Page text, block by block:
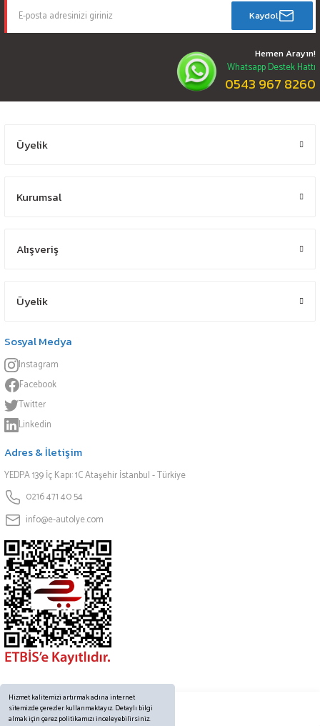
Hizmet kalitemizi artırmak adına internet
sitemizde çerezler kullanmaktayız. Detaylı bilgi
almak için çerez politikamızı inceleyebilirsiniz.
Kaydol
Hemen Arayın!
Whatsapp Destek Hattı
0543 967 8260
Üyelik
Kurumsal
Alışveriş
Üyelik
Sosyal Medya
Instagram
Facebook
Twitter
Linkedin
Adres & İletişim
YEDPA 139 İç Kapı: 1C Ataşehir İstanbul - Türkiye
0216 471 40 54
info@e-autolye.com